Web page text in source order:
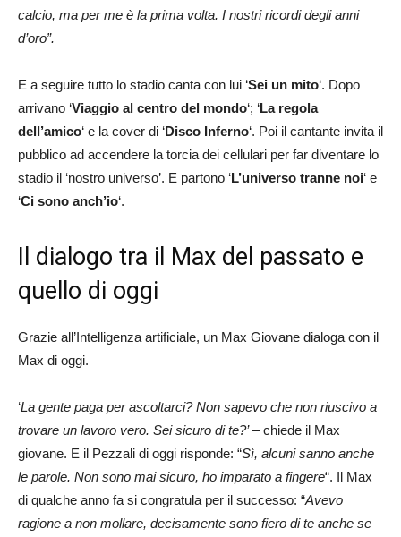
calcio, ma per me è la prima volta. I nostri ricordi degli anni
d’oro”.
E a seguire tutto lo stadio canta con lui ‘Sei un mito‘. Dopo
arrivano ‘Viaggio al centro del mondo‘; ‘La regola
dell’amico‘ e la cover di ‘Disco Inferno‘. Poi il cantante invita il
pubblico ad accendere la torcia dei cellulari per far diventare lo
stadio il ‘nostro universo’. E partono ‘L’universo tranne noi‘ e
‘Ci sono anch’io‘.
Il dialogo tra il Max del passato e
quello di oggi
Grazie all’Intelligenza artificiale, un Max Giovane dialoga con il
Max di oggi.
‘La gente paga per ascoltarci? Non sapevo che non riuscivo a
trovare un lavoro vero. Sei sicuro di te?’– chiede il Max
giovane. E il Pezzali di oggi risponde: “Sì, alcuni sanno anche
le parole. Non sono mai sicuro, ho imparato a fingere“. Il Max
di qualche anno fa si congratula per il successo: “Avevo
ragione a non mollare, decisamente sono fiero di te anche se